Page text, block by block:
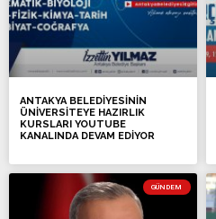
ANTAKYA BELEDİYESİNİN
ÜNİVERSİTEYE HAZIRLIK
KURSLARI YOUTUBE
KANALINDA DEVAM EDİYOR
GÜNDEM